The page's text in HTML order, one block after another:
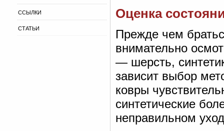
ССЫЛКИ
СТАТЬИ
Оценка
Прежде чем
внимательно
— шерсть,
зависит выбор
ковры
синтетические
неправильном